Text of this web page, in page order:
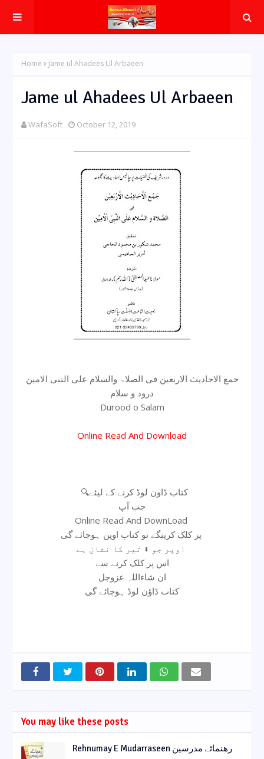
Home Jame ul Ahadees Ul Arbaeen
Jame ul Ahadees Ul Arbaeen
WafaSoft October 12, 2019
جمع الاحادیث الاربعین فی الصلاۃ والسلام علی النبی الامین
درود و سلام
Durood o Salam
Online Read And Download
🔍کتاب ڈاون لوڈ کرنے کے لیئے
جب آپ
Online Read And DownLoad
اس پر کلک کرنے سے
ان شاءاللہ عزوجل
کتاب ڈاؤن لوڈ ہوجائے گی
You may like these posts
Rehnumay E Mudarraseen رهنمائے مدرسین